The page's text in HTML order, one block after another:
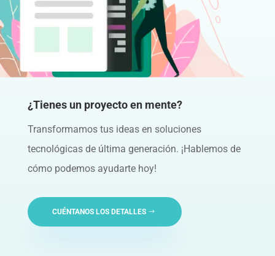
¿Tienes un proyecto en mente?
Transformamos tus ideas en soluciones
tecnológicas de última generación. ¡Hablemos de
cómo podemos ayudarte hoy!
CUÉNTANOS LOS DETALLES